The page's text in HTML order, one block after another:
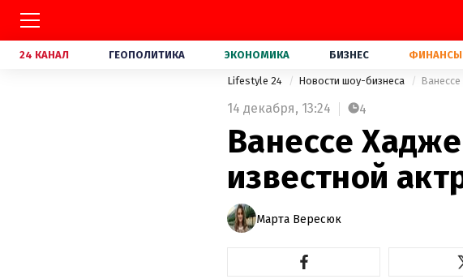
24 КАНАЛ ГЕОПОЛИТИКА ЭКОНОМИКА БИЗНЕС ФИНАНСЫ
Lifestyle 24 Новости шоу-бизнеса
14 декабря, 13:24 4
Ванессе
известной
Марта Вересюк